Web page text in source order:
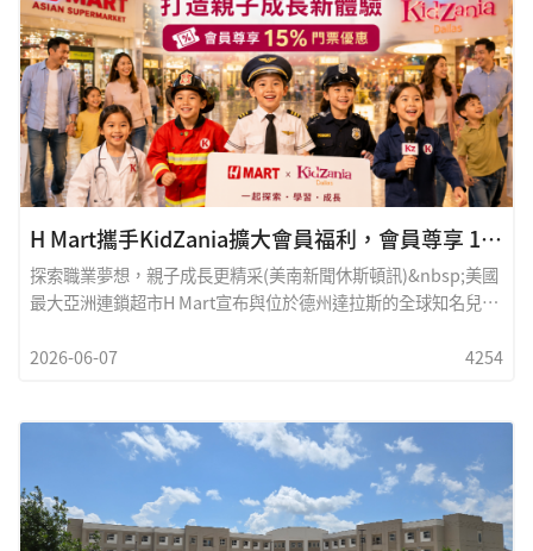
與物流產業快速發展，企業對技術型人才的需求持續攀升。也因
此，越來越多華裔家庭開始重新思考：除了四年制大學，是否還
有一條更務實、更快速、真正通往就業的道路？
H Mart攜手KidZania擴大會員福利，會員尊享 15%門票優惠
探索職業夢想，親子成長更精采(美南新聞休斯頓訊)&nbsp;美國
最大亞洲連鎖超市H Mart宣布與位於德州達拉斯的全球知名兒童
優惠福利。即日起,H Mart會員購買KidZania門票可享85折優
KidZania官方網站(https://dallas.kidzaniausa.com/)輸入優惠
碼&ldquo;HMART15&rdquo;,即可享有門票85折優惠。如需了
解更多本次合作活動資訊,請聯繫H Mart客戶服務中心877
2026-06-07 4254